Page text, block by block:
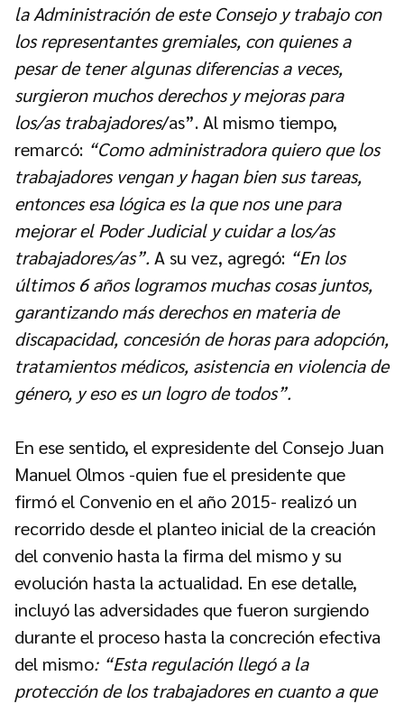
la Administración de este Consejo y trabajo con
los representantes gremiales, con quienes a
pesar de tener algunas diferencias a veces,
surgieron muchos derechos y mejoras para
los/as trabajadores/as”. Al mismo tiempo,
remarcó: “Como administradora quiero que los
trabajadores vengan y hagan bien sus tareas,
entonces esa lógica es la que nos une para
mejorar el Poder Judicial y cuidar a los/as
trabajadores/as”. A su vez, agregó: “En los
últimos 6 años logramos muchas cosas juntos,
garantizando más derechos en materia de
discapacidad, concesión de horas para adopción,
tratamientos médicos, asistencia en violencia de
género, y eso es un logro de todos”.
En ese sentido, el expresidente del Consejo Juan
Manuel Olmos -quien fue el presidente que
firmó el Convenio en el año 2015- realizó un
recorrido desde el planteo inicial de la creación
del convenio hasta la firma del mismo y su
evolución hasta la actualidad. En ese detalle,
incluyó las adversidades que fueron surgiendo
durante el proceso hasta la concreción efectiva
del mismo: “Esta regulación llegó a la
protección de los trabajadores en cuanto a que